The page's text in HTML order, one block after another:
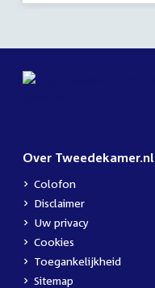
Over Tweedekamer.nl
Colofon
Disclaimer
Uw privacy
Cookies
Toegankelijkheid
Sitemap